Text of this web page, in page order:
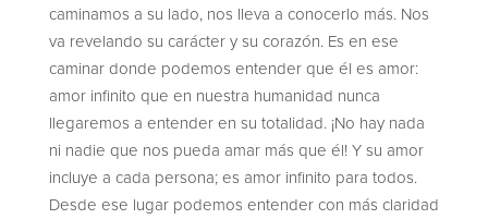
caminamos a su lado, nos lleva a conocerlo más. Nos
va revelando su carácter y su corazón. Es en ese
caminar donde podemos entender que él es amor:
amor infinito que en nuestra humanidad nunca
llegaremos a entender en su totalidad. ¡No hay nada
ni nadie que nos pueda amar más que él! Y su amor
incluye a cada persona; es amor infinito para todos.
Desde ese lugar podemos entender con más claridad